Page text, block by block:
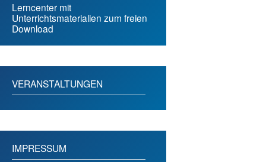
Lerncenter mit
Unterrichtsmaterialien zum freien
Download
VERANSTALTUNGEN
IMPRESSUM